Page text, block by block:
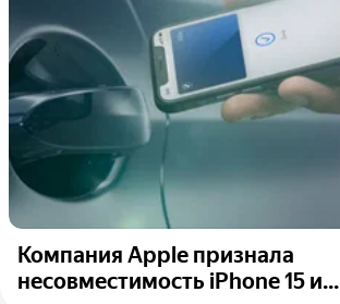
Компания Apple признала
несовместимость iPhone 15 и...